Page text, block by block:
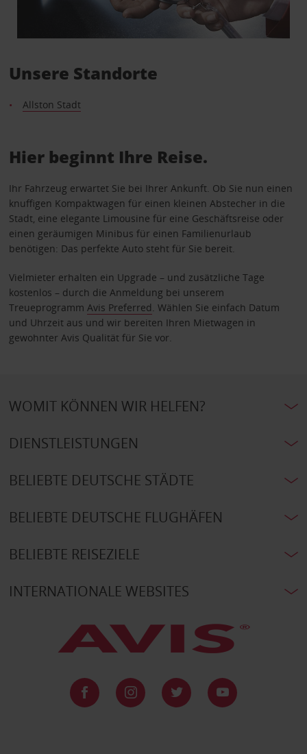
Unsere Standorte
Allston Stadt
Hier beginnt Ihre Reise.
Ihr Fahrzeug erwartet Sie bei Ihrer Ankunft. Ob Sie nun einen
knuffigen Kompaktwagen für einen kleinen Abstecher in die
Stadt, eine elegante Limousine für eine Geschäftsreise oder
einen geräumigen Minibus für einen Familienurlaub
benötigen: Das perfekte Auto steht für Sie bereit.
Vielmieter erhalten ein Upgrade – und zusätzliche Tage
kostenlos – durch die Anmeldung bei unserem
Treueprogramm Avis Preferred . Wählen Sie einfach Datum
und Uhrzeit aus und wir bereiten Ihren Mietwagen in
gewohnter Avis Qualität für Sie vor.
WOMIT KÖNNEN WIR HELFEN?
DIENSTLEISTUNGEN
BELIEBTE DEUTSCHE STÄDTE
BELIEBTE DEUTSCHE FLUGHÄFEN
BELIEBTE REISEZIELE
INTERNATIONALE WEBSITES